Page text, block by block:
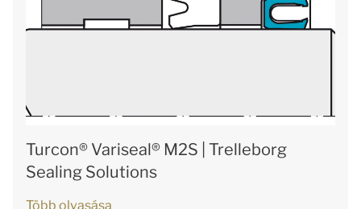
Turcon® Variseal® M2S | Trelleborg
Sealing Solutions
Több olvasása